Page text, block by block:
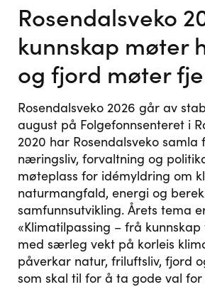
Rosendalsveko
kunnskap møter
og fjord møter
Rosendalsveko 2026 går av
august på Folgefonnsenteret i
2020 har Rosendalsveko samla
næringsliv, forvaltning og
møteplass for idémyldring om
naturmangfald, energi og
samfunnsutvikling. Årets tema
«Klimatilpassing – frå
med særleg vekt på korleis
påverkar natur, friluftsliv, fjord
som skal til for å ta gode val